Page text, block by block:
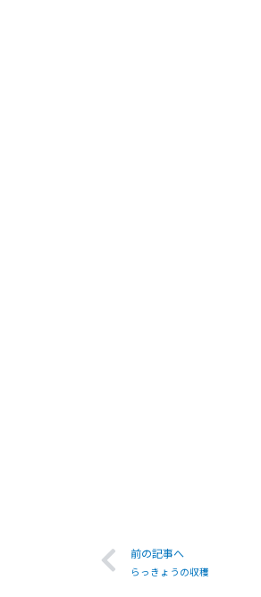
前の記事へ
らっきょうの収穫